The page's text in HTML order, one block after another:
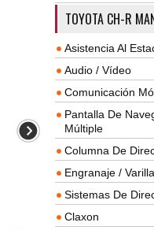
TOYOTA CH-R
Asistencia Al
Audio / Vídeo
Comunicación
Pantalla De
Múltiple
Columna De
Engranaje /
Sistemas De
Claxon